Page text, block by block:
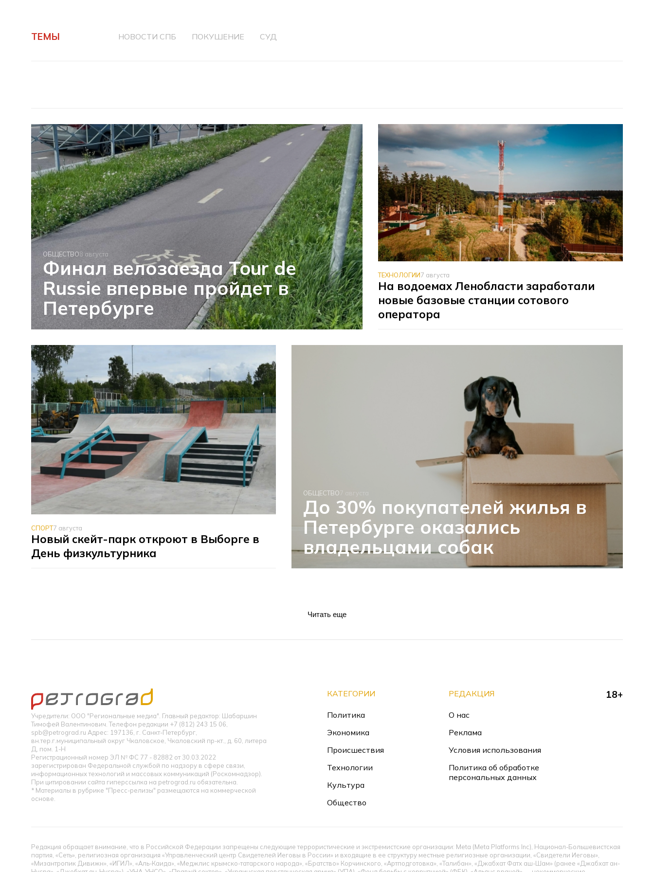
ТЕМЫ НОВОСТИ СПБ ПОКУШЕНИЕ СУД
ОБЩЕСТВО8 августа
Финал велозаезда Tour de
Russie впервые пройдет в
Петербурге
ТЕХНОЛОГИИ7 августа
На водоемах Ленобласти заработали
новые базовые станции сотового
оператора
СПОРТ7 августа
Новый скейт-парк откроют в Выборге в
День физкультурника
ОБЩЕСТВО
До 30% покупателей жилья в
Петербурге оказались
владельцами собак
Читать еще
Учредители: ООО "Региональные медиа". Главный редактор: Шабаршин
Тимофей Валентинович. Телефон редакции +7 (812) 243 15 06,
spb@petrograd.ru Адрес: 197136, г. Санкт-Петербург,
вн.тер.г.муниципальный округ Чкаловское, Чкаловский пр-кт., д. 60, литера
Д, пом. 1-Н
Регистрационный номер ЭЛ № ФС 77 - 82882 от 30.03.2022
зарегистрирован Федеральной службой по надзору в сфере связи,
информационных технологий и массовых коммуникаций (Роскомнадзор).
При цитировании сайта гиперссылка на petrograd.ru обязательна.
* Материалы в рубрике "Пресс-релизы" размещаются на коммерческой
основе.
КАТЕГОРИИ
Политика
Экономика
Происшествия
Технологии
Культура
Общество
РЕДАКЦИЯ
О нас
Реклама
Условия использования
Политика об обработке
персональных данных
18+
Редакция обращает внимание, что в Российской Федерации запрещены следующие террористические и экстремистские организации: Meta (Meta Platforms Inc), Национал-Большевистская
партия, «Сеть», религиозная организация «Управленческий центр Свидетелей Иеговы в России» и входящие в ее структуру местные религиозные организации, «Свидетели Иеговы»,
«Мизантропик Дивижн», «ИГИЛ», «Аль-Каида», «Меджлис крымско-татарского народа», «Братство» Корчинского, «Артподготовка», «Талибан», «Джабхат Фатх аш-Шам» (ранее «Джабхат ан-